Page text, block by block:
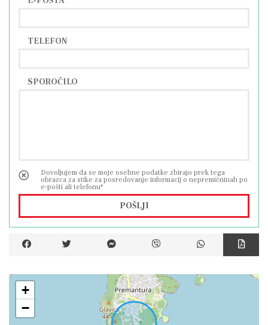
TELEFON
SPOROČILO
Dovoljujem da se moje osebne podatke zbirajo prek tega
obrazca za stike za posredovanje informacij o nepremičninah po
e-pošti ali telefonu*
POŠLJI
+
−